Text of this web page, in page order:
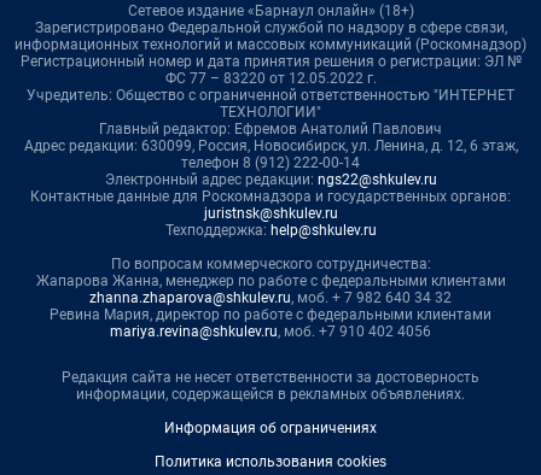
Сетевое издание «Барнаул онлайн» (18+)
Зарегистрировано Федеральной службой по надзору в сфере связи,
информационных технологий и массовых коммуникаций (Роскомнадзор)
Регистрационный номер и дата принятия решения о регистрации: ЭЛ №
ФС 77 – 83220 от 12.05.2022 г.
Учредитель: Общество с ограниченной ответственностью "ИНТЕРНЕТ
ТЕХНОЛОГИИ"
Главный редактор: Ефремов Анатолий Павлович
Адрес редакции: 630099, Россия, Новосибирск, ул. Ленина, д. 12, 6 этаж,
телефон 8 (912) 222-00-14
Электронный адрес редакции: ngs22@shkulev.ru
Контактные данные для Роскомнадзора и государственных органов:
juristnsk@shkulev.ru
Техподдержка: help@shkulev.ru
По вопросам коммерческого сотрудничества:
Жапарова Жанна, менеджер по работе с федеральными клиентами
zhanna.zhaparova@shkulev.ru, моб. + 7 982 640 34 32
Ревина Мария, директор по работе с федеральными клиентами
mariya.revina@shkulev.ru, моб. +7 910 402 4056
Редакция сайта не несет ответственности за достоверность
информации, содержащейся в рекламных объявлениях.
Информация об ограничениях
Политика использования cookies